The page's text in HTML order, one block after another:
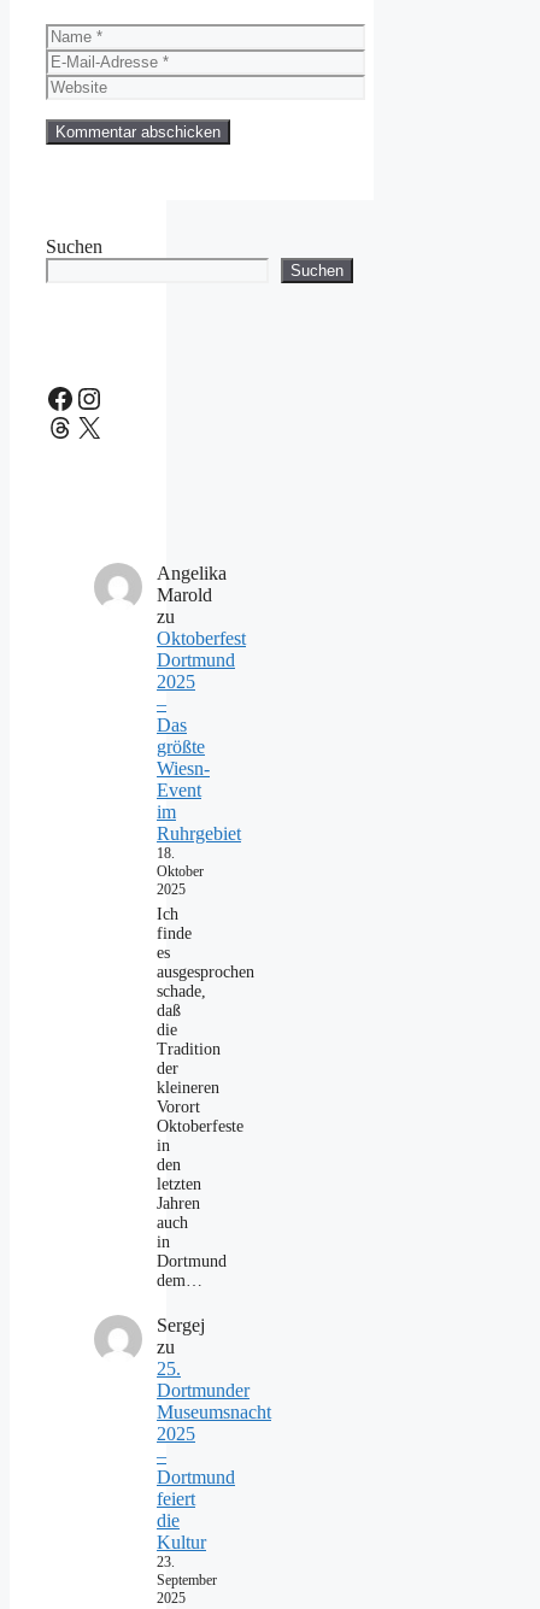
Name
E-
Mail-
Adresse
Website
Suchen
Suchen
Facebook
Instagram
Threads
X
Angelika
Marold
zu
Oktoberfest
Dortmund
2025
–
Das
größte
Wiesn-
Event
im
Ruhrgebiet
18.
Oktober
2025
Ich
finde
es
ausgesprochen
schade,
daß
die
Tradition
der
kleineren
Vorort
Oktoberfeste
in
den
letzten
Jahren
auch
in
Dortmund
dem…
Sergej
zu
25.
Dortmunder
Museumsnacht
2025
–
Dortmund
feiert
die
Kultur
23.
September
2025